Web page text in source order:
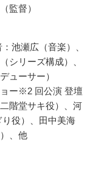
監督）
池瀬広（音楽）、
シリーズ構成）、
ューサー）
ー※2 回公演 登壇
階堂サキ役）、河
役）、田中美海
、他